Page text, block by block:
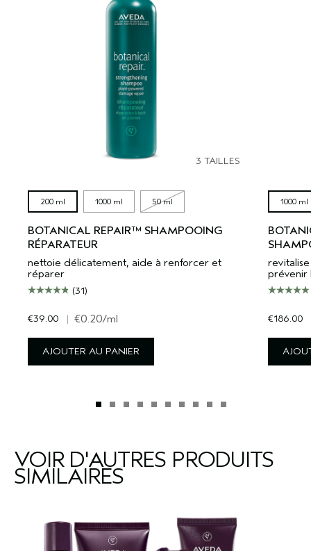
3 TAILLES
200 ml 1000 ml 50 ml
BOTANICAL REPAIR™ SHAMPOOING
RÉPARATEUR
nettoie délicatement, aide à renforcer et
réparer
(31)
€39.00 | €0.20/ml
AJOUTER AU PANIER
1000 ml
prévenir
€186.00
VOIR D'AUTRES PRODUITS
SIMILAIRES